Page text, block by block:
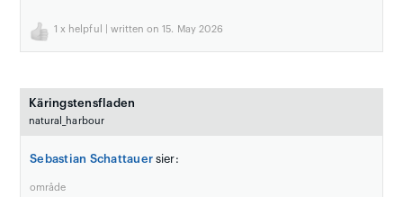
1 x helpful | written on 15. May 2026
Käringstensfladen
natural_harbour
Sebastian Schattauer sier:
område